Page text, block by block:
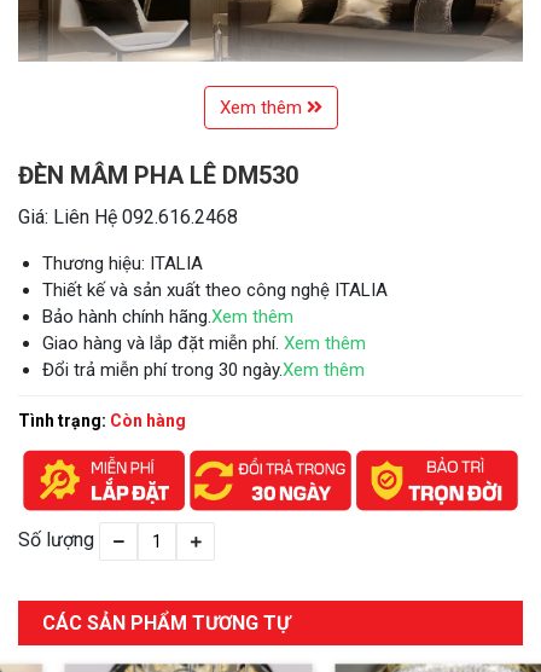
Xem thêm
ĐÈN MÂM PHA LÊ DM530
Giá: Liên Hệ 092.616.2468
Thương hiệu: ITALIA
Thiết kế và sản xuất theo công nghệ ITALIA
Bảo hành chính hãng.Xem thêm
Giao hàng và lắp đặt miễn phí. Xem thêm
Đổi trả miễn phí trong 30 ngày.Xem thêm
Tình trạng: Còn hàng
Số lượng
CÁC SẢN PHẨM TƯƠNG TỰ